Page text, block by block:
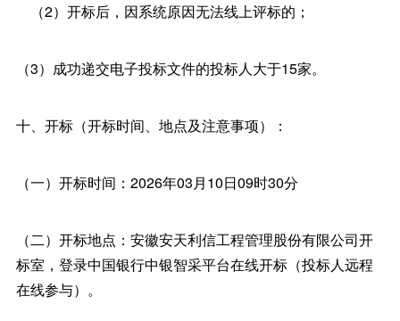
（2）开标后，因系统原因无法线上评标的；
（3）成功递交电子投标文件的投标人大于15家。
十、开标（开标时间、地点及注意事项）：
（一）开标时间：2026年03月10日09时30分
（二）开标地点：安徽安天利信工程管理股份有限公司开
标室，登录中国银行中银智采平台在线开标（投标人远程
在线参与）。